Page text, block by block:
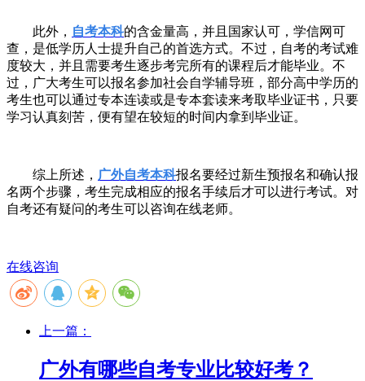
此外， 自考本科的含金量高，并且国家认可，学信网可
查，是低学历人士提升自己的首选方式。不过，自考的考试难
度较大，并且需要考生逐步考完所有的课程后才能毕业。不
过，广大考生可以报名参加社会自学辅导班，部分高中学历的
考生也可以通过专本连读或是专本套读来考取毕业证书，只要
学习认真刻苦，便有望在较短的时间内拿到毕业证。
综上所述， 广外自考本科报名要经过新生预报名和确认报
名两个步骤，考生完成相应的报名手续后才可以进行考试。对
自考还有疑问的考生可以咨询在线老师。
在线咨询
上一篇：
广外有哪些自考专业比较好考？